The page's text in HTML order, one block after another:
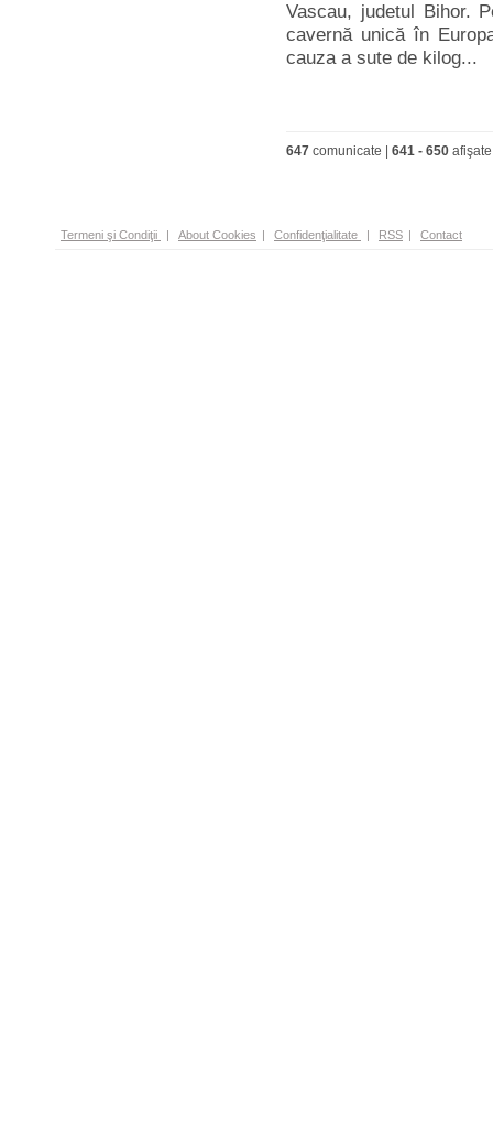
Vascau, judetul Bihor.
cavernă unică în
cauza a sute de kilog...
647 comunicate | 641 - 650 afişate
Termeni şi Condiţii | About Cookies | Confidenţialitate | RSS | Contact